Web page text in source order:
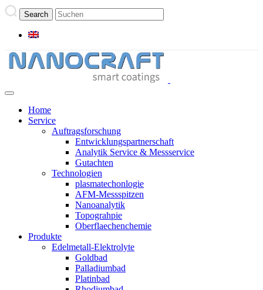
Home
Service
Auftragsforschung
Entwicklungspartnerschaft
Analytik Service & Messservice
Gutachten
Technologien
plasmatechonlogie
AFM-Messspitzen
Nanoanalytik
Topograhpie
Oberflaechenchemie
Produkte
Edelmetall-Elektrolyte
Goldbad
Palladiumbad
Platinbad